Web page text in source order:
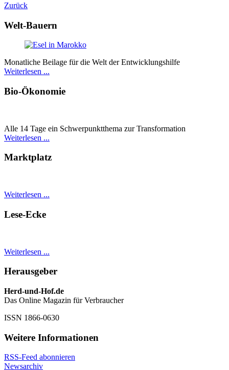
Zurück
Welt-Bauern
Monatliche Beilage für die Welt der Entwicklungshilfe
Weiterlesen ...
Bio-Ökonomie
Alle 14 Tage ein Schwer­punkt­thema zur Transformation
Weiterlesen ...
Marktplatz
Weiterlesen ...
Lese-Ecke
Weiterlesen ...
Herausgeber
Herd-und-Hof.de
Das Online Magazin für Verbraucher
ISSN 1866-0630
Weitere Informationen
RSS-Feed abonnieren
Newsarchiv